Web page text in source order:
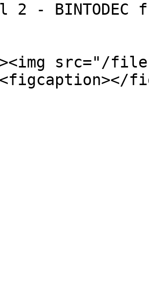
2 - BINTODEC
src="/